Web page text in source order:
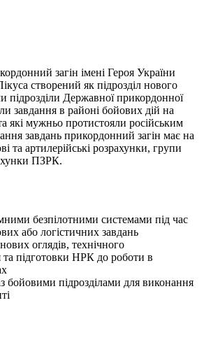
загін імені Героя України
створений як підрозділ нового
підрозділи Державної прикордонної
завдання в районі бойових дій на
які мужньо протистояли російським
завдань прикордонний загін має на
та артилерійські розрахунки, групи
ПЗРК.
безпілотними системами під час
або логістичних завдань
оглядів, технічного
та підготовки НРК до роботи в
бойовими підрозділами для виконання